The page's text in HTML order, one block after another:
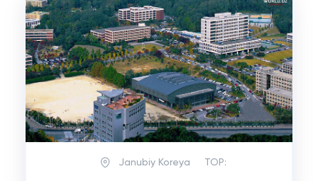
Janubiy Koreya TOP: